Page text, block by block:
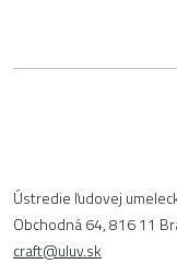
Ústredie ľudovej
Obchodná 64, 816 11
craft@uluv.sk